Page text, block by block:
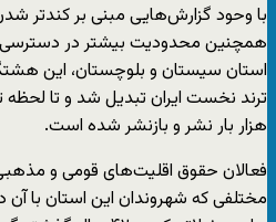
با وحود گزارش‌هایی مبنی بر کندتر
همچنین محدودیت بیشتر در
استان سیستان و بلوچستان، این
هزار بار نشر و بازنشر شده است.
فعالان حقوق اقلیت‌های قومی و
مختلفی که شهروندان این استان با آن